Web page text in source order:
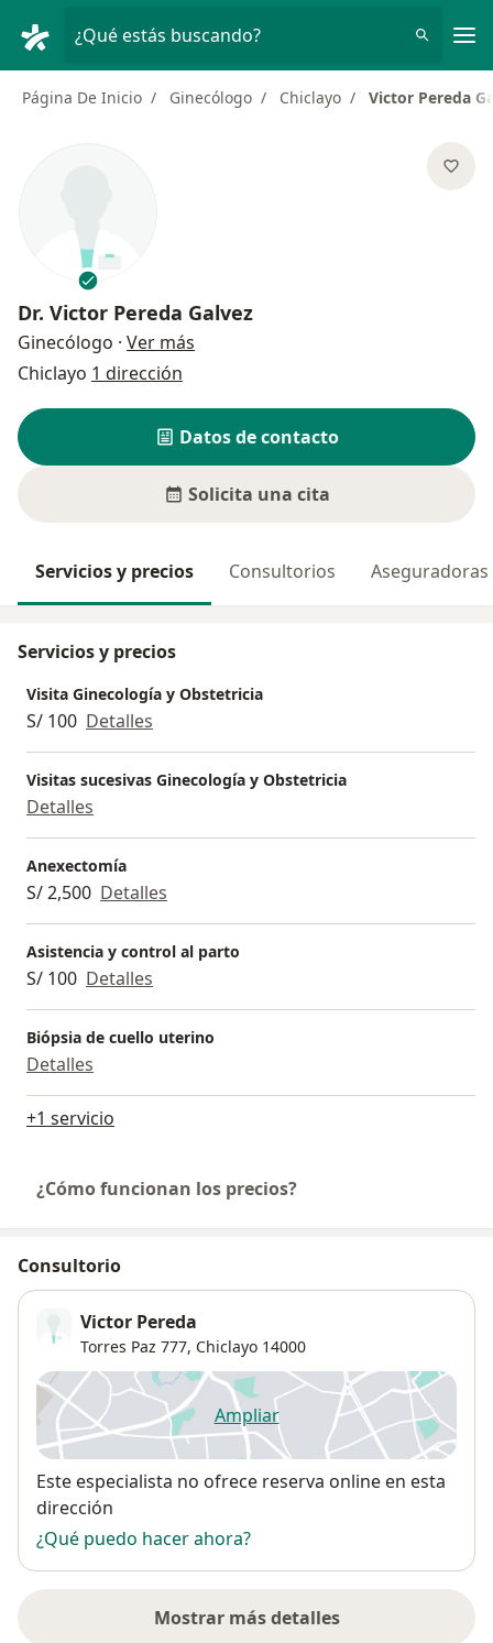
¿Qué estás buscando?
Página De Inicio Ginecólogo Chiclayo Victor Pereda
Dr. Victor Pereda Galvez
Ginecólogo · Ver más
Chiclayo 1 dirección
Datos de contacto
Solicita una cita
Servicios y precios Consultorios Aseguradoras
Servicios y precios
Visita Ginecología y Obstetricia
S/ 100 Detalles
Visitas sucesivas Ginecología y Obstetricia
Detalles
Anexectomía
S/ 2,500 Detalles
Asistencia y control al parto
S/ 100 Detalles
Biópsia de cuello uterino
Detalles
+1 servicio
¿Cómo funcionan los precios?
Consultorio
Victor Pereda
Torres Paz 777, Chiclayo 14000
Ampliarse abre en una nueva
Disponibilidad
Este especialista no ofrece reserva online en esta
dirección
¿Qué puedo hacer ahora?
Mostrar más detalles
sobre la dirección